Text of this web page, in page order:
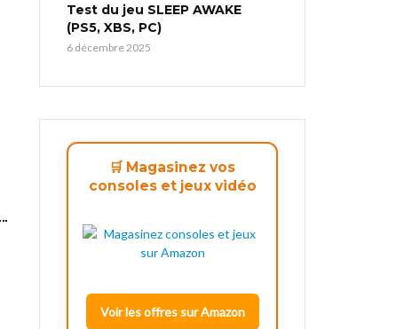
Test du jeu SLEEP AWAKE
(PS5, XBS, PC)
6 décembre 2025
🛒 Magasinez vos
consoles et jeux vidéo
Voir les offres sur Amazon